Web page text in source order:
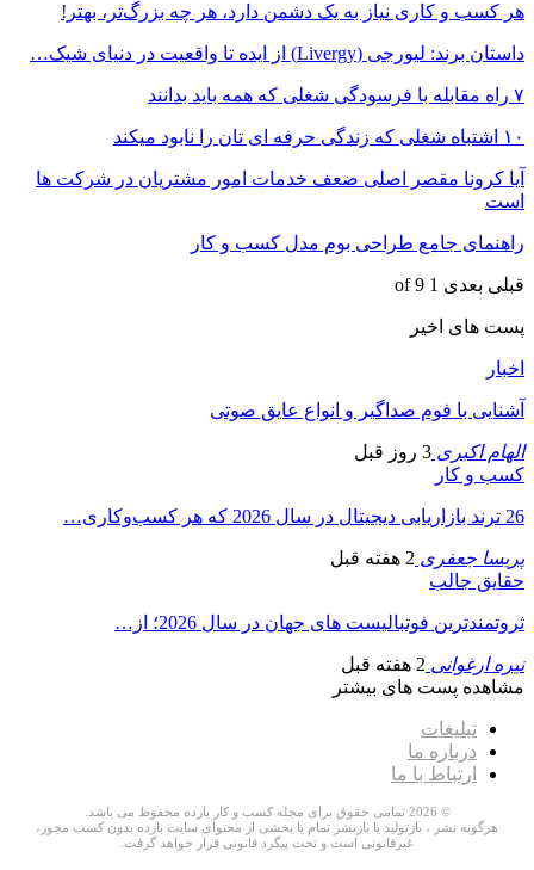
هر کسب و کاری نیاز به یک دشمن دارد، هر چه بزرگ‌تر، بهتر!
داستان برند: لیورجی (Livergy) از ایده تا واقعیت در دنیای شیک…
۷ راه مقابله با فرسودگی شغلی که همه باید بدانند
۱۰ اشتباه شغلی که زندگی حرفه ای تان را نابود میکند
آیا کرونا مقصر اصلی ضعف خدمات امور مشتریان در شرکت ها
است
راهنمای جامع طراحی بوم مدل کسب و کار
قبلی بعدی 1 of 9
پست های اخیر
اخبار
آشنایی با فوم صداگیر و انواع عایق صوتی
الهام اکبری 3 روز قبل
کسب و کار
26 ترند بازاریابی دیجیتال در سال 2026 که هر کسب‌وکاری…
پریسا جعفری 2 هفته قبل
حقایق جالب
ثروتمندترین فوتبالیست های جهان در سال 2026؛ از…
نیره ارغوانی 2 هفته قبل
مشاهده پست های بیشتر
تبلیغات
درباره ما
ارتباط با ما
© 2026 تمامی حقوق برای مجله کسب و کار بازده محفوظ می باشد.
هرگونه نشر ، بازتولید یا بازنشر تمام یا بخشی از محتوای سایت بازده بدون کسب مجوز،
غیرقانونی است و تحت پیگرد قانونی قرار خواهد گرفت.